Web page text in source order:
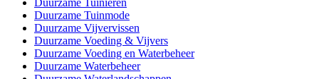
Duurzame Tuinieren
Duurzame Tuinmode
Duurzame Vijvervissen
Duurzame Voeding & Vijvers
Duurzame Voeding en Waterbeheer
Duurzame Waterbeheer